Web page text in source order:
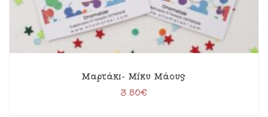
Μαρτάκι- Μίκυ Μάους
3.50€